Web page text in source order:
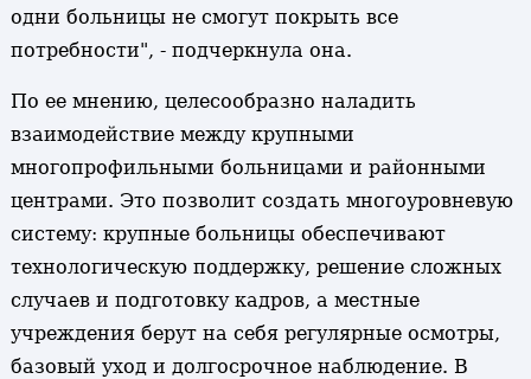
одни больницы не смогут покрыть все
потребности", - подчеркнула она.
По ее мнению, целесообразно наладить
взаимодействие между крупными
многопрофильными больницами и районными
центрами. Это позволит создать многоуровневую
систему: крупные больницы обеспечивают
технологическую поддержку, решение сложных
случаев и подготовку кадров, а местные
учреждения берут на себя регулярные осмотры,
базовый уход и долгосрочное наблюдение. В